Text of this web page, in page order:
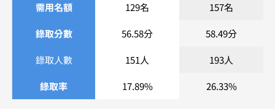
需用名額 129名 157名
錄取分數 56.58分 58.49分
錄取人數 151人 193人
錄取率 17.89% 26.33%